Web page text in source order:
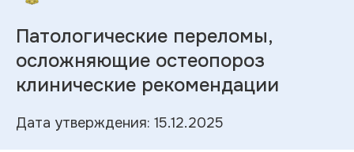
Патологические переломы,
осложняющие остеопороз
клинические рекомендации
Дата утверждения: 15.12.2025